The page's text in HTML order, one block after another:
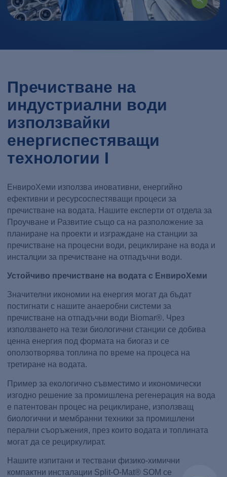
Пречистване на
индустриални води
използвайки
енергиспестяващи
технологии I
ЕнвироХеми използва иновативни, енергийно
ефективни и ресурсоспестяващи процеси за
пречистване на водата. Нашите експерти от отдела за
Проучване и Развитие също са на разположение за
планиране на проекти и изграждане на станции за
пречистване на процесни води, рециклиране на вода и
инсталции за пречистване на отпадъчни води.
Устойчиво пречистване на водата с ЕнвироХеми
Значителни икономии на енергия могат да бъдат
постигнати с нашите анаеробни системи за
пречистване на отпадъчни води Biomar®. Чрез
използването на тези биологични станции се добива
ценна енергия под формата на биогаз и се
оползотворява топлина по време на процеса на
третиране на водата.
Пример за екологично съвместимо и икономически
изгодно решение за промишлена регенерация на вода
е патентован процес на рециклиране, използващ
биологични и мембранни техники за промишлени
перални съоръжения, през които водата и топлината
могат да се рециркулират.
Нашите изпитани и тествани физико-химични
компактни инсталации Split-O-Mat® SOM се